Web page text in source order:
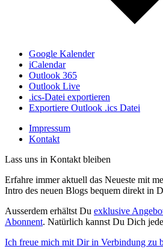
Google Kalender
iCalendar
Outlook 365
Outlook Live
.ics-Datei exportieren
Exportiere Outlook .ics Datei
Impressum
Kontakt
Lass uns in Kontakt bleiben
Erfahre immer aktuell das Neueste mit
Intro des neuen Blogs bequem direkt in
Ausserdem erhältst Du exklusive
Abonnent. Natürlich kannst Du Dich
Ich freue mich mit Dir in Verbindung zu